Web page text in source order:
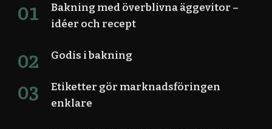
Bakning med överblivna äggevitor –
idéer och recept
Godis i bakning
Etiketter gör marknadsföringen
enklare